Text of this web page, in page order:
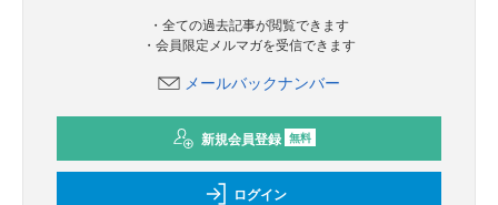
・全ての過去記事が閲覧できます
・会員限定メルマガを受信できます
メールバックナンバー
新規会員登録 無料
ログイン